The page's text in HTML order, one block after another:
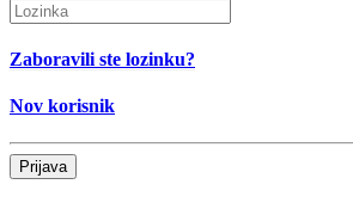
Zaboravili ste lozinku?
Nov korisnik